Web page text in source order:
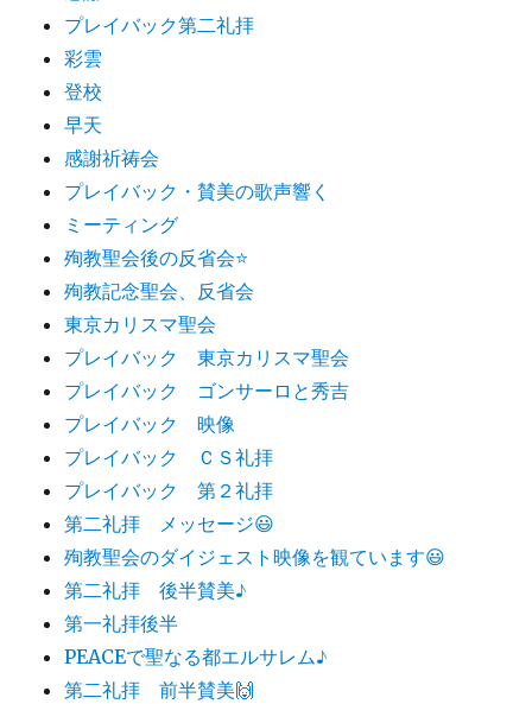
プレイバック第二礼拝
彩雲
登校
早天
感謝祈祷会
プレイバック・賛美の歌声響く
ミーティング
殉教聖会後の反省会⭐️
殉教記念聖会、反省会
東京カリスマ聖会
プレイバック 東京カリスマ聖会
プレイバック ゴンサーロと秀吉
プレイバック 映像
プレイバック ＣＳ礼拝
プレイバック 第２礼拝
第二礼拝 メッセージ😃
殉教聖会のダイジェスト映像を観ています😃
第二礼拝 後半賛美♪
第一礼拝後半
PEACEで聖なる都エルサレム♪
第二礼拝 前半賛美🙌